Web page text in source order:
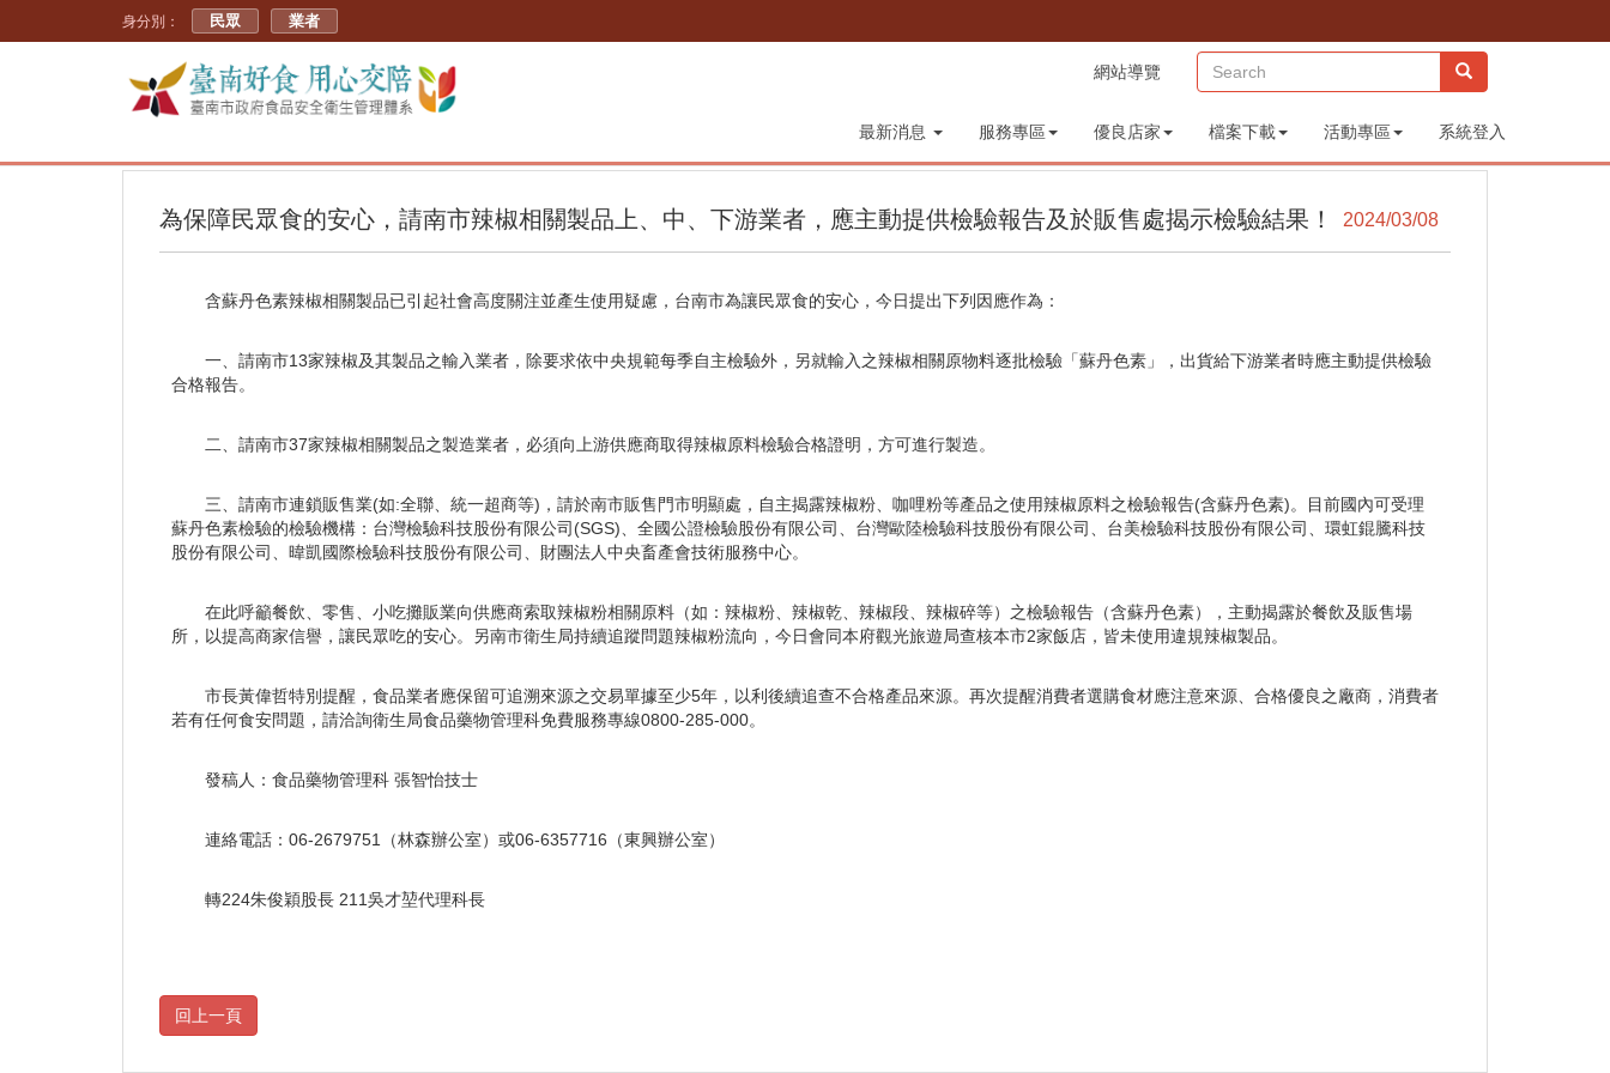
身分別： 民眾 業者
網站導覽 (sitemap)
最新消息 服務專區 優良店家 檔案下載 活動專區 系統登入
為保障民眾食的安心，請南市辣椒相關製品上、中、下游業者，應主動提供檢驗報告及於販售處揭示檢驗結果！ 2024/03/08
含蘇丹色素辣椒相關製品已引起社會高度關注並產生使用疑慮，台南市為讓民眾食的安心，今日提出下列因應作為：
一、請南市13家辣椒及其製品之輸入業者，除要求依中央規範每季自主檢驗外，另就輸入之辣椒相關原物料逐批檢驗「蘇丹色素」，出貨給下游業者時應主動提供檢驗
合格報告。
二、請南市37家辣椒相關製品之製造業者，必須向上游供應商取得辣椒原料檢驗合格證明，方可進行製造。
三、請南市連鎖販售業(如:全聯、統一超商等)，請於南市販售門市明顯處，自主揭露辣椒粉、咖哩粉等產品之使用辣椒原料之檢驗報告(含蘇丹色素)。目前國內可受理
蘇丹色素檢驗的檢驗機構：台灣檢驗科技股份有限公司(SGS)、全國公證檢驗股份有限公司、台灣歐陸檢驗科技股份有限公司、台美檢驗科技股份有限公司、環虹錕騰科技
股份有限公司、暐凱國際檢驗科技股份有限公司、財團法人中央畜產會技術服務中心。
在此呼籲餐飲、零售、小吃攤販業向供應商索取辣椒粉相關原料（如：辣椒粉、辣椒乾、辣椒段、辣椒碎等）之檢驗報告（含蘇丹色素），主動揭露於餐飲及販售場
所，以提高商家信譽，讓民眾吃的安心。另南市衛生局持續追蹤問題辣椒粉流向，今日會同本府觀光旅遊局查核本市2家飯店，皆未使用違規辣椒製品。
市長黃偉哲特別提醒，食品業者應保留可追溯來源之交易單據至少5年，以利後續追查不合格產品來源。再次提醒消費者選購食材應注意來源、合格優良之廠商，消費者
若有任何食安問題，請洽詢衛生局食品藥物管理科免費服務專線0800-285-000。
發稿人：食品藥物管理科 張智怡技士
連絡電話：06-2679751（林森辦公室）或06-6357716（東興辦公室）
轉224朱俊穎股長 211吳才堃代理科長